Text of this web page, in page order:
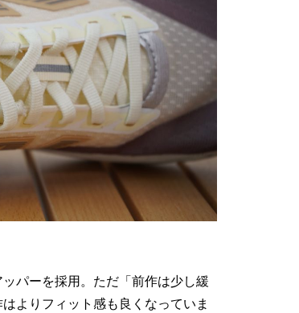
パーを採用。ただ「前作は少し緩
よりフィット感も良くなっていま